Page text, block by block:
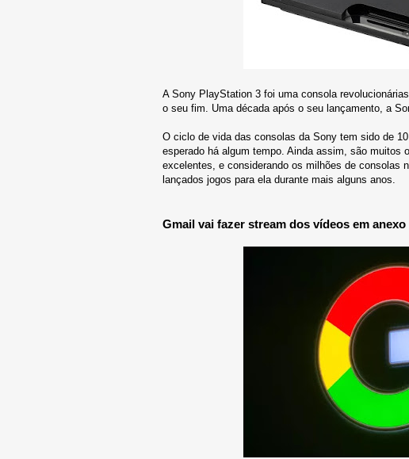
A Sony PlayStation 3 foi uma consola
o seu fim. Uma década após o seu lançamento, a
O ciclo de vida das consolas da Sony tem sido de
esperado há algum tempo. Ainda assim, são muitos
excelentes, e considerando os milhões de consolas
lançados jogos para ela durante mais alguns anos.
Gmail vai fazer stream dos vídeos em anexo